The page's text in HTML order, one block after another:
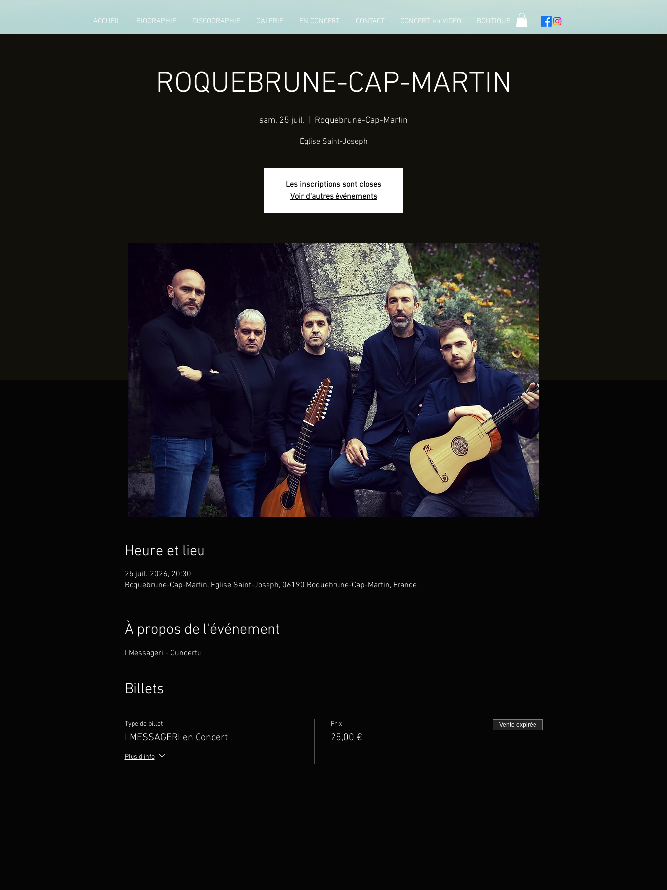
ACCUEIL BIOGRAPHIE DISCOGRAPHIE GALERIE EN CONCERT CONTACT CONCERT en VIDEO BOUTIQUE
ROQUEBRUNE-CAP-MARTIN
sam. 25 juil. Roquebrune-Cap-Martin
Église Saint-Joseph
Les inscriptions sont closes
Voir d'autres événements
Heure et lieu
25 juil. 2026, 20:30
Roquebrune-Cap-Martin, Eglise Saint-Joseph, 06190 Roquebrune-Cap-Martin, France
À propos de l'événement
I Messageri - Cuncertu
Billets
Type de billet
I MESSAGERI en Concert
Plus d'info
Prix
25,00 €
Vente expirée